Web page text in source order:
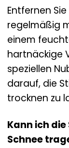
Entfernen
regelmäßig
einem
hartnäckige
speziellen
darauf, die
trocknen zu
Kann ich die
Schnee